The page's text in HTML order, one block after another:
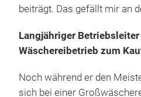
beiträgt. Das gefällt mir an
Langjähriger
Wäschereibetrieb zum
Noch während er den
sich bei einer